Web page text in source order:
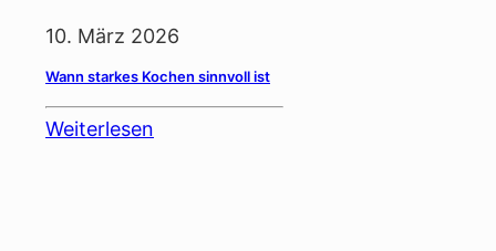
10. März 2026
Wann starkes Kochen sinnvoll ist
Weiterlesen